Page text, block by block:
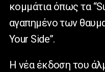
κομμάτια όπως τα
αγαπημένο των
Your Side”.
Η νέα έκδοση του